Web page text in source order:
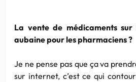
La vente de médicaments
aubaine pour les pharmaciens ?
Je ne pense pas que ça va
sur internet, c’est ce qui